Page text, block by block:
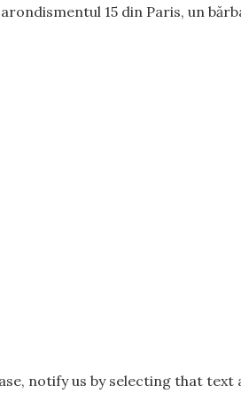
15 din Paris, un
notify us by selecting that text